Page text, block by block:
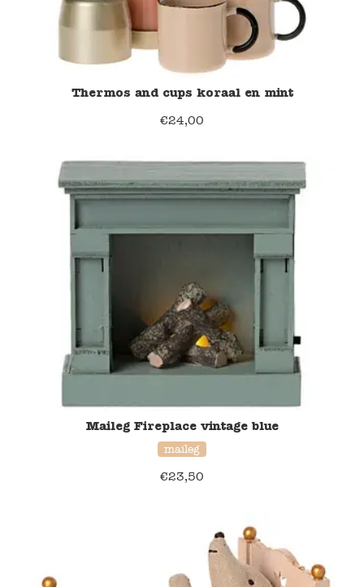
Thermos and cups koraal en mint
€24,00
Maileg Fireplace vintage blue
maileg
€23,50